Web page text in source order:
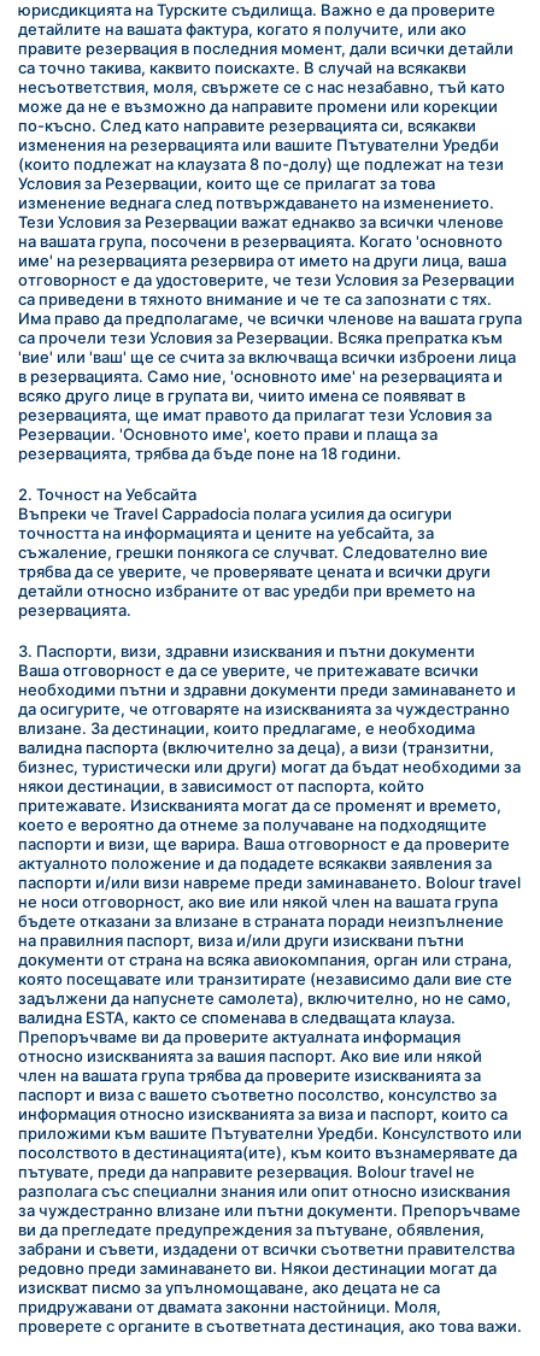
юрисдикцията на Турските съдилища. Важно е да проверите
детайлите на вашата фактура, когато я получите, или ако
правите резервация в последния момент, дали всички детайли
са точно такива, каквито поискахте. В случай на всякакви
несъответствия, моля, свържете се с нас незабавно, тъй като
може да не е възможно да направите промени или корекции
по-късно. След като направите резервацията си, всякакви
изменения на резервацията или вашите Пътувателни Уредби
(които подлежат на клаузата 8 по-долу) ще подлежат на тези
Условия за Резервации, които ще се прилагат за това
изменение веднага след потвърждаването на изменението.
Тези Условия за Резервации важат еднакво за всички членове
на вашата група, посочени в резервацията. Когато 'основното
име' на резервацията резервира от името на други лица, ваша
отговорност е да удостоверите, че тези Условия за Резервации
са приведени в тяхното внимание и че те са запознати с тях.
Има право да предполагаме, че всички членове на вашата група
са прочели тези Условия за Резервации. Всяка препратка към
'вие' или 'ваш' ще се счита за включваща всички изброени лица
в резервацията. Само ние, 'основното име' на резервацията и
всяко друго лице в групата ви, чиито имена се появяват в
резервацията, ще имат правото да прилагат тези Условия за
Резервации. 'Основното име', което прави и плаща за
резервацията, трябва да бъде поне на 18 години.
2. Точност на Уебсайта
Въпреки че Travel Cappadocia полага усилия да осигури
точността на информацията и цените на уебсайта, за
съжаление, грешки понякога се случват. Следователно вие
трябва да се уверите, че проверявате цената и всички други
детайли относно избраните от вас уредби при времето на
резервацията.
3. Паспорти, визи, здравни изисквания и пътни документи
Ваша отговорност е да се уверите, че притежавате всички
необходими пътни и здравни документи преди заминаването и
да осигурите, че отговаряте на изискванията за чуждестранно
влизане. За дестинации, които предлагаме, е необходима
валидна паспорта (включително за деца), а визи (транзитни,
бизнес, туристически или други) могат да бъдат необходими за
някои дестинации, в зависимост от паспорта, който
притежавате. Изискванията могат да се променят и времето,
което е вероятно да отнеме за получаване на подходящите
паспорти и визи, ще варира. Ваша отговорност е да проверите
актуалното положение и да подадете всякакви заявления за
паспорти и/или визи навреме преди заминаването. Bolour travel
не носи отговорност, ако вие или някой член на вашата група
бъдете отказани за влизане в страната поради неизпълнение
на правилния паспорт, виза и/или други изисквани пътни
документи от страна на всяка авиокомпания, орган или страна,
която посещавате или транзитирате (независимо дали вие сте
задължени да напуснете самолета), включително, но не само,
валидна ESTA, както се споменава в следващата клауза.
Препоръчваме ви да проверите актуалната информация
относно изискванията за вашия паспорт. Ако вие или някой
член на вашата група трябва да проверите изискванията за
паспорт и виза с вашето съответно посолство, консулство за
информация относно изискванията за виза и паспорт, които са
приложими към вашите Пътувателни Уредби. Консулството или
посолството в дестинацията(ите), към които възнамерявате да
пътувате, преди да направите резервация. Bolour travel не
разполага със специални знания или опит относно изисквания
за чуждестранно влизане или пътни документи. Препоръчваме
ви да прегледате предупреждения за пътуване, обявления,
забрани и съвети, издадени от всички съответни правителства
редовно преди заминаването ви. Някои дестинации могат да
изискват писмо за упълномощаване, ако децата не са
придружавани от двамата законни настойници. Моля,
проверете с органите в съответната дестинация, ако това важи.